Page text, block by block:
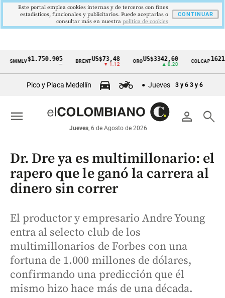
Cintillo
económicos
Colombia
$1.750.905 BRENT US$73,48
▼ 1.12
ORO US$3342,60 COLCAP1621,34
Pico y Placa Medellín Jueves 3 y 6 3 y 6
person search
Jueves, 6 de Agosto de 2026
menu
Dr. Dre ya es multimillonario: el
rapero que le ganó la carrera al
dinero sin correr
El productor y empresario Andre Young
entra al selecto club de los
multimillonarios de Forbes con una
fortuna de 1.000 millones de dólares,
confirmando una predicción que él
mismo hizo hace más de una década.
Este portal emplea cookies internas y de terceros con fines
estadísticos, funcionales y publicitarios. Puede aceptarlas o
consultar más en nuestra politica de cookies
CONTINUAR